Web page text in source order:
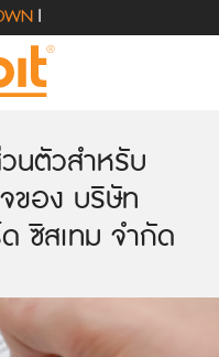
|
นตัวสำหรับ
ของ บริษัท
ซิสเทม จำกัด